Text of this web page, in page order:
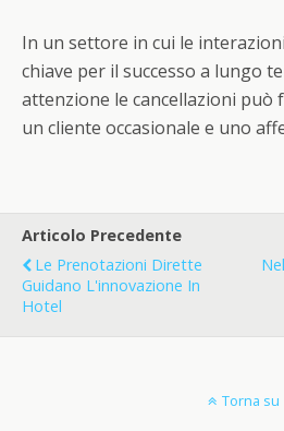
In un settore in cui le
chiave per il successo a lungo
attenzione le cancellazioni può
un cliente occasionale e uno
Articolo Precedente
Le Prenotazioni Dirette
Guidano L'innovazione In
Hotel
Torna su